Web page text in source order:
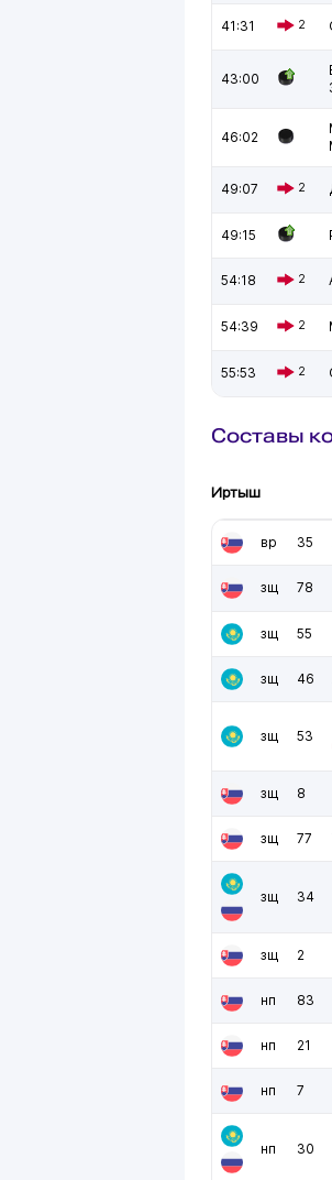
41:31 2
43:00
46:02
49:07 2
49:15
54:18 2
54:39 2
55:53 2
Составы
Иртыш
вр 35
зщ 78
зщ 55
зщ 46
зщ 53
зщ 8
зщ 77
зщ 34
зщ 2
нп 83
нп 21
нп 7
нп 30